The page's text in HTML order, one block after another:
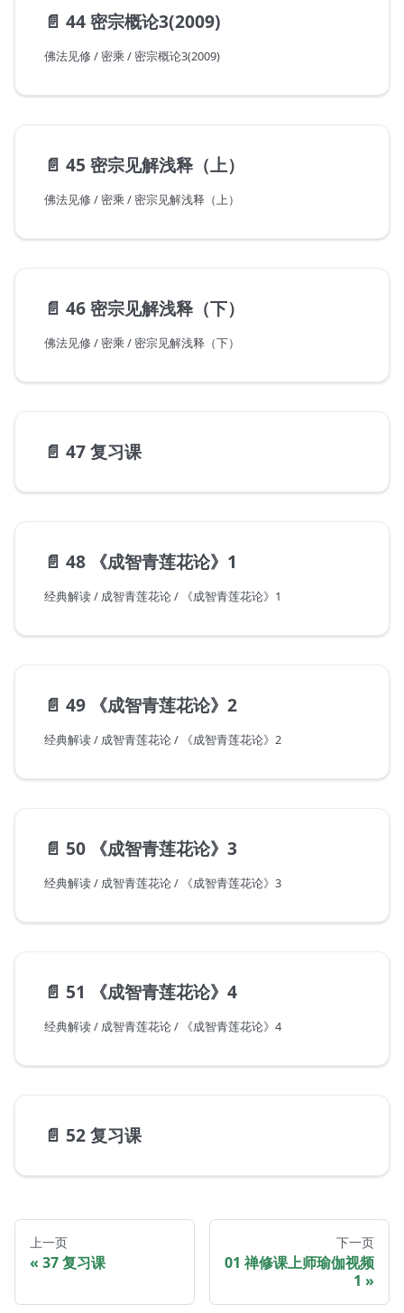
📄️ 44 密宗概论3(2009)
佛法见修 / 密乘 / 密宗概论3(2009)
📄️ 45 密宗见解浅释（上）
佛法见修 / 密乘 / 密宗见解浅释（上）
📄️ 46 密宗见解浅释（下）
佛法见修 / 密乘 / 密宗见解浅释（下）
📄️ 47 复习课
📄️ 48 《成智青莲花论》1
经典解读 / 成智青莲花论 / 《成智青莲花论》1
📄️ 49 《成智青莲花论》2
经典解读 / 成智青莲花论 / 《成智青莲花论》2
📄️ 50 《成智青莲花论》3
经典解读 / 成智青莲花论 / 《成智青莲花论》3
📄️ 51 《成智青莲花论》4
经典解读 / 成智青莲花论 / 《成智青莲花论》4
📄️ 52 复习课
上一页
37 复习课
下一页
01 禅修课上师瑜伽视频
1